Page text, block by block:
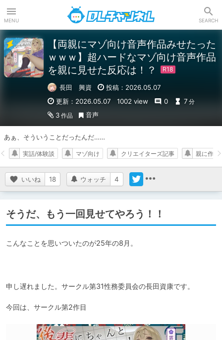
MENU SEARCH
【両親にマゾ向け音声作品みせたった
ｗｗｗ】超ハードなマゾ向け音声作品
を親に見せた反応は！？
長田 興資
投稿：2026.05.07
更新：2026.05.07
1002 view 0 7 分
3 作品 音声
あぁ、そういうことだったんだ……
いいね 18 ウォッチ 4
実話/体験談 マゾ向け クリエイターズ記事 親に作品
そうだ、もう一回見せてやろう！！
こんなことを思いついたのが25年の8月。
申し遅れました。サークル第31性務委員会の長田資康です。
今回は、サークル第2作目